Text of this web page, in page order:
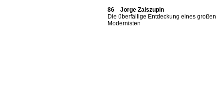
86 Jorge Zalszupin
Die überfällige Entdeckung eines großen
Modernisten